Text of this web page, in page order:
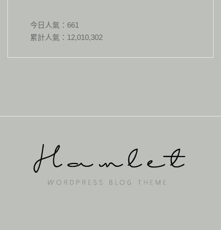
今日人氣： 661
累計人氣： 12,010,302